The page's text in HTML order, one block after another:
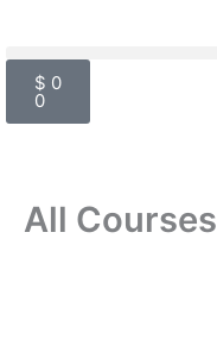
contenido
$ 0
0
Cart
All Courses